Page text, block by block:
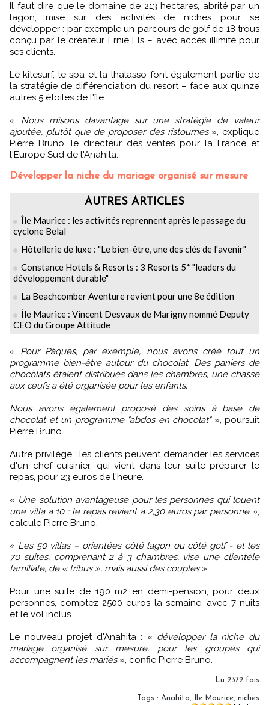
Il faut dire que le domaine de 213 hectares, abrité par un
lagon, mise sur des activités de niches pour se
développer : par exemple un parcours de golf de 18 trous
conçu par le créateur Ernie Els – avec accès illimité pour
ses clients.
Le kitesurf, le spa et la thalasso font également partie de
la stratégie de différenciation du resort – face aux quinze
autres 5 étoiles de l'île.
« Nous misons davantage sur une stratégie de valeur
ajoutée, plutôt que de proposer des ristournes», explique
Pierre Bruno, le directeur des ventes pour la France et
l'Europe Sud de l'Anahita.
Développer la niche du mariage organisé sur mesure
AUTRES ARTICLES
Île Maurice : les activités reprennent après le passage du
cyclone Belal
Hôtellerie de luxe : "Le bien-être, une des clés de l'avenir"
Constance Hotels & Resorts : 3 Resorts 5* "leaders du
développement durable"
La Beachcomber Aventure revient pour une 8e édition
Île Maurice : Vincent Desvaux de Marigny nommé Deputy
CEO du Groupe Attitude
« Pour Pâques, par exemple, nous avons créé tout un
programme bien-être autour du chocolat. Des paniers de
chocolats étaient distribués dans les chambres, une chasse
aux œufs a été organisée pour les enfants.
Nous avons également proposé des soins à base de
chocolat et un programme "abdos en chocolat"», poursuit
Pierre Bruno.
Autre privilège : les clients peuvent demander les services
d'un chef cuisinier, qui vient dans leur suite préparer le
repas, pour 23 euros de l'heure.
« Une solution avantageuse pour les personnes qui louent
une villa à 10 : le repas revient à 2,30 euros par personne»,
calcule Pierre Bruno.
« Les 50 villas – orientées côté lagon ou côté golf - et les
70 suites, comprenant 2 à 3 chambres, vise une clientèle
familiale, de « tribus », mais aussi des couples».
Pour une suite de 190 m2 en demi-pension, pour deux
personnes, comptez 2500 euros la semaine, avec 7 nuits
et le vol inclus.
Le nouveau projet d'Anahita : « développer la niche du
mariage organisé sur mesure, pour les groupes qui
accompagnent les mariés», confie Pierre Bruno.
Lu 2372 fois
Tags : Anahita, Ile Maurice, niches